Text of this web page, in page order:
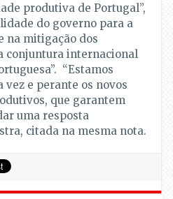
produtiva de Portugal”,
do governo para a
na mitigação dos
conjuntura internacional
“Estamos
vez e perante os novos
que garantem
uma resposta
citada na mesma nota.